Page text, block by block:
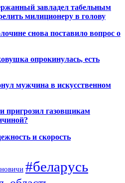
завладел табельным
милиционеру в голову
снова поставило вопрос о
опрокинулась, есть
мужчина в искусственном
пригрозил газовщикам
и скорость
#беларусь